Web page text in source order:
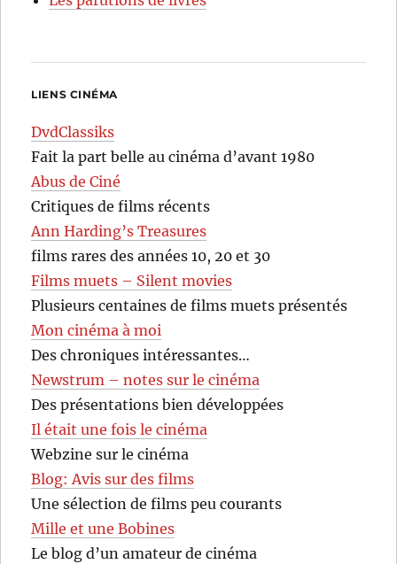
LIENS CINÉMA
DvdClassiks
Fait la part belle au cinéma d’avant 1980
Abus de Ciné
Critiques de films récents
Ann Harding’s Treasures
films rares des années 10, 20 et 30
Films muets – Silent movies
Plusieurs centaines de films muets présentés
Mon cinéma à moi
Des chroniques intéressantes…
Newstrum – notes sur le cinéma
Des présentations bien développées
Il était une fois le cinéma
Webzine sur le cinéma
Blog: Avis sur des films
Une sélection de films peu courants
Mille et une Bobines
Le blog d’un amateur de cinéma